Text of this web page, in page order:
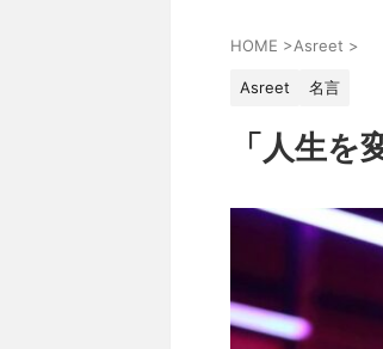
HOME >Asreet >
Asreet 名言
「人生